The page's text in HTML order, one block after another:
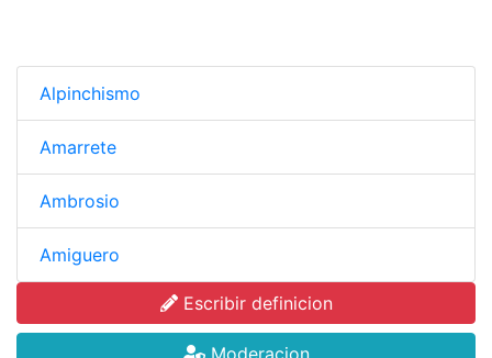
Alpinchismo
Amarrete
Ambrosio
Amiguero
Escribir definicion
Moderacion